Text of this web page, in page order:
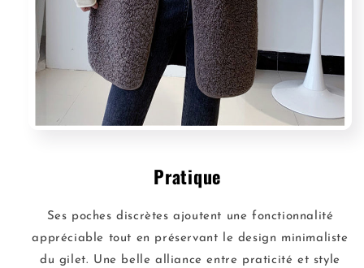
Pratique
Ses poches discrètes ajoutent une fonctionnalité
appréciable tout en préservant le design minimaliste
du gilet. Une belle alliance entre praticité et style